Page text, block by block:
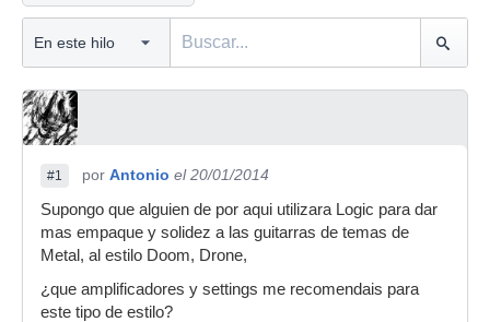
#1 por Antonio el 20/01/2014
Supongo que alguien de por aqui utilizara Logic para dar
mas empaque y solidez a las guitarras de temas de
Metal, al estilo Doom, Drone,
¿que amplificadores y settings me recomendais para
este tipo de estilo?